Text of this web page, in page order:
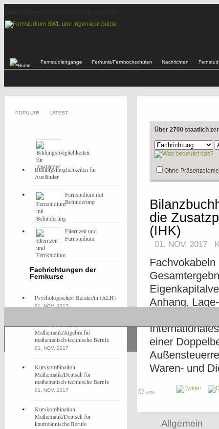
Fernstudiengänge Fernunis/Fernhochschulen Nachrichten
Über 2700 staatlich
Ohne
die
(IHK)
01. NOV, 2017
Anhang,
einer
Waren- und
Share
Allgemein
POPULAR LATEST
Bildungsmöglichkeiten für
Ausländer
Fernstudium mit
Behinderung
Elternzeit und
Fernstudium
Fachrichtungen der
Fernkurse
Psychologische/r Berater/in (ALH)
01. NOV, 2017
Kurskombination
Mathematik/Algebra für
mathematisch-technische Berufe
01. NOV, 2017
Kurskombination
Mathematik/Deutsch für
mathematisch-technische Berufe
01. NOV, 2017
Kurskombination
Mathematik/Deutsch für
kaufmännische Berufe